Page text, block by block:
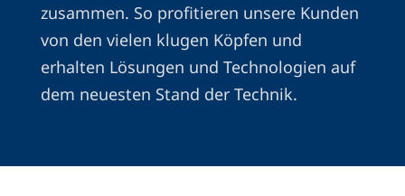
zusammen. So profitieren unsere Kunden
von den vielen klugen Köpfen und
erhalten Lösungen und Technologien auf
dem neuesten Stand der Technik.